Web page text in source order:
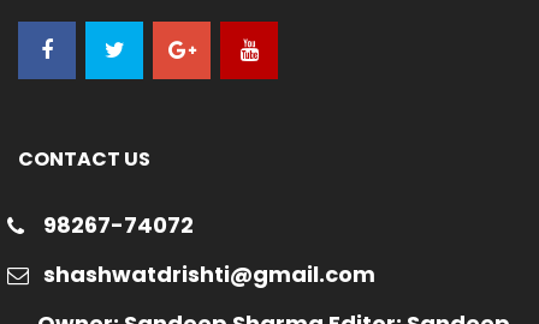
CONTACT US
98267-74072
shashwatdrishti@gmail.com